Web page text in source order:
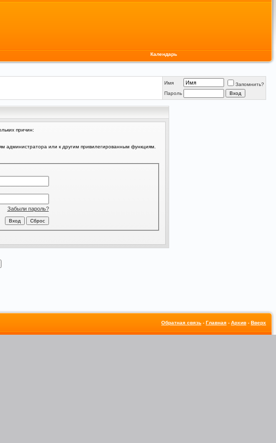
Календарь
Имя
Запомнить?
Пароль
причин:
администратора или к другим привилегированным функциям.
Забыли пароль?
Обратная связь - Главная - Архив - Вверх